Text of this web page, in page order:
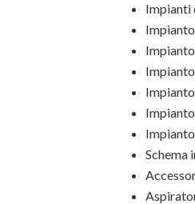
Impianti
Schema